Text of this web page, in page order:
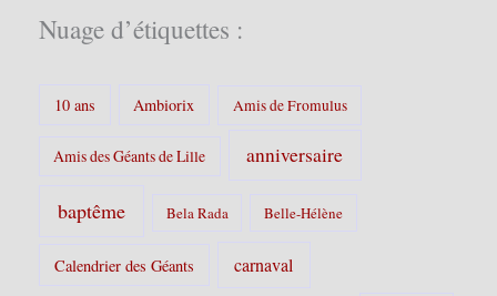
Nuage d’étiquettes :
10 ans Ambiorix Amis de Fromulus
Amis des Géants de Lille anniversaire
baptême Bela Rada Belle-Hélène
Calendrier des Géants carnaval